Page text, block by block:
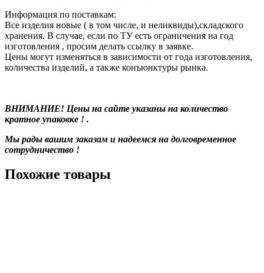
Информация по поставкам:
Все изделия новые ( в том числе, и неликвиды),складского
хранения. В случае, если по ТУ есть ограничения на год
изготовления , просим делать ссылку в заявке.
Цены могут изменяться в зависимости от года изготовления,
количества изделий, а также конъюнктуры рынка.
ВНИМАНИЕ! Цены на сайте указаны на количество
кратное упаковке ! .
Мы рады вашим заказам и надеемся на долговременное
сотрудничество !
Похожие товары